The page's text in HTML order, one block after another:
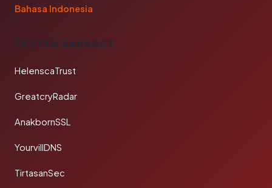
Bahasa Indonesia
TAUTAN SAHABAT
HelenscaTrust
GreatcryRadar
AnakbornSSL
YourvillDNS
TirtasanSec